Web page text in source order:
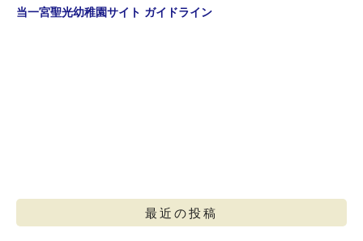
当一宮聖光幼稚園サイト ガイドライン
最近の投稿